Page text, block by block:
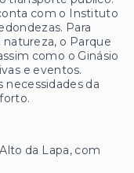
com o Instituto
Para
o Parque
como o Ginásio
e eventos.
necessidades da
da Lapa, com